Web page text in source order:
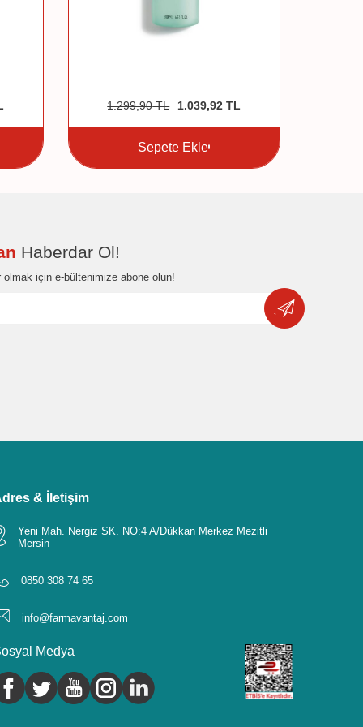
1.299,90TL 1.039,92 TL
Sepete Ekle
Haberdar Ol!
için e-bültenimize abone olun!
& İletişim
Yeni Mah. Nergiz SK. NO:4 A/Dükkan Merkez Mezitli
Mersin
0850 308 74 65
info@farmavantaj.com
Medya